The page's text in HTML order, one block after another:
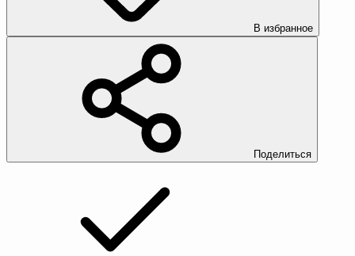
В избранное
Поделиться